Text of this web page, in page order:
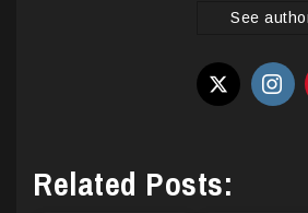
See
Related Posts: